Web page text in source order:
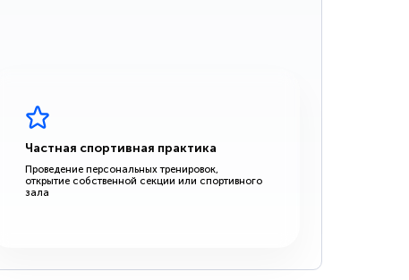
Частная спортивная практика
Проведение персональных тренировок,
открытие собственной секции или спортивного
зала